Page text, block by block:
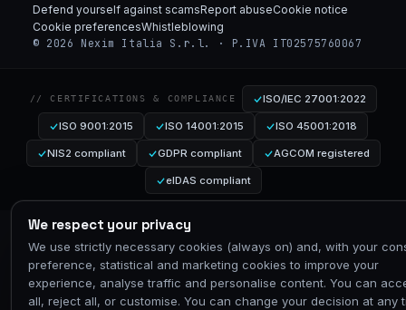
We respect your privacy
We use strictly necessary cookies (always on) and, with your
preference, statistical and marketing cookies to improve your
experience, analyse traffic and personalise content. You can
all, reject all, or customise. You can change your decision at any
Defend yourself against scamsReport abuseCookie notice
Cookie preferencesWhistleblowing
© 2026 Nexim Italia S.r.l. · P.IVA IT02575760067
// CERTIFICATIONS & COMPLIANCE ISO/IEC 27001:2022
ISO 9001:2015 ISO 14001:2015 ISO 45001:2018
NIS2 compliant GDPR compliant AGCOM registered
eIDAS compliant